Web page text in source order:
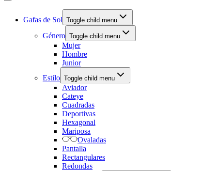
Gafas de Sol Toggle child menu
Género Toggle child menu
Mujer
Hombre
Junior
Estilo Toggle child menu
Aviador
Cateye
Cuadradas
Deportivas
Hexagonal
Mariposa
Ovaladas
Pantalla
Rectangulares
Redondas